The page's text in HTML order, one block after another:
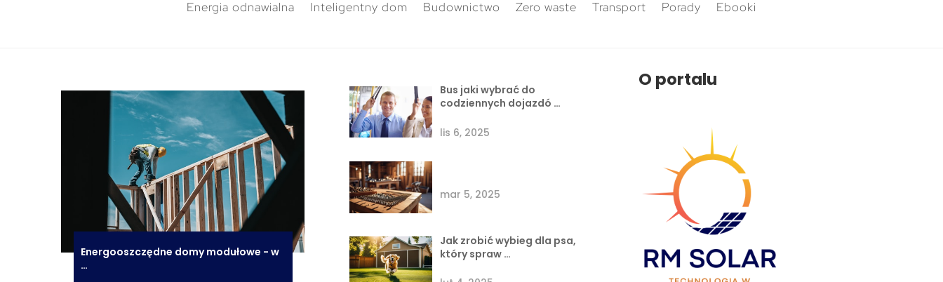
Energia odnawialna Inteligentny dom Budownictwo Zero waste Transport Porady Ebooki
Energooszczędne domy modułowe - w
…
Bus jaki wybrać do
codziennych dojazdó …
lis 6, 2025
mar 5, 2025
Jak zrobić wybieg dla psa,
który spraw …
O portalu